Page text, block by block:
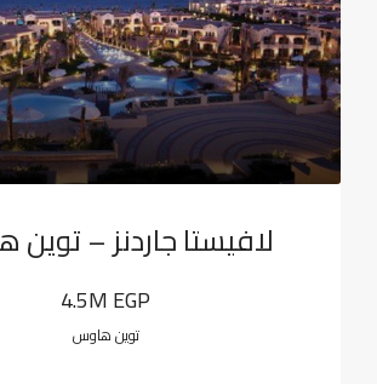
لافيستا جاردنز –
4.5M EGP
توين هاوس